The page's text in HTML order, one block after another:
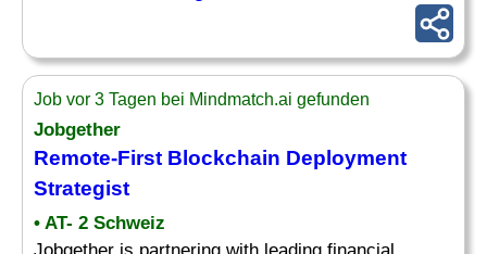
Job vor 3 Tagen bei Mindmatch.ai gefunden
Jobgether
Remote-First Blockchain Deployment
Strategist
• AT- 2 Schweiz